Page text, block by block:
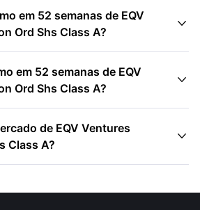
em 52 semanas de EQV
Ord Shs Class A?

em 52 semanas de EQV
Ord Shs Class A?

de EQV Ventures
Class A?
